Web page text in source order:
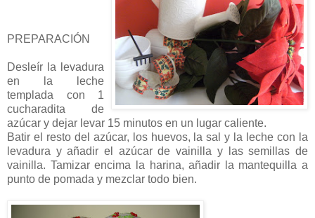
PREPARACIÓN
Desleír la levadura
en la leche
templada con 1
cucharadita de
azúcar y dejar levar 15 minutos en un lugar caliente.
Batir el resto del azúcar, los huevos, la sal y la leche con la
levadura y añadir el azúcar de vainilla y las semillas de
vainilla. Tamizar encima la harina, añadir la mantequilla a
punto de pomada y mezclar todo bien.